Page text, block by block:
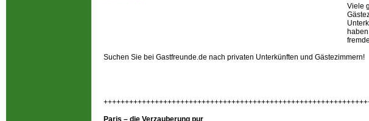
Viele
Suchen Sie bei Gastfreunde.de nach privaten Unterkünften und Gästezimmern!
Paris – die Verzauberung pur